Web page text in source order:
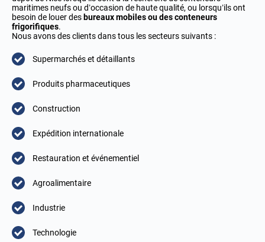
maritimes neufs ou d’occasion de haute qualité, ou lorsqu’ils ont
besoin de louer des bureaux mobiles ou des conteneurs
frigorifiques.
Nous avons des clients dans tous les secteurs suivants :
Supermarchés et détaillants
Produits pharmaceutiques
Construction
Expédition internationale
Restauration et événementiel
Agroalimentaire
Industrie
Technologie